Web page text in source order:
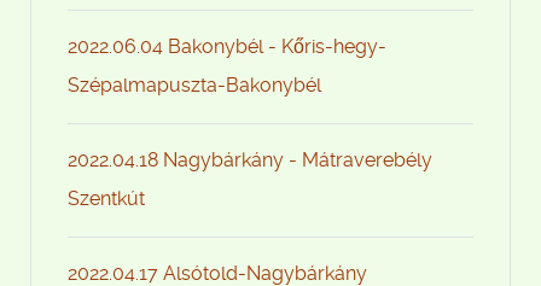
2022.06.04 Bakonybél - Kőris-hegy-
Szépalmapuszta-Bakonybél
2022.04.18 Nagybárkány - Mátraverebély
Szentkút
2022.04.17 Alsótold-Nagybárkány